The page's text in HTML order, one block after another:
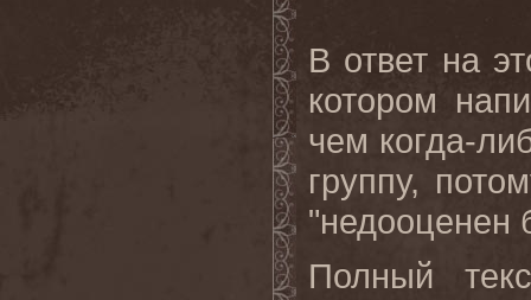
В ответ на
котором
чем когда-
группу,
"недооценен
Полный